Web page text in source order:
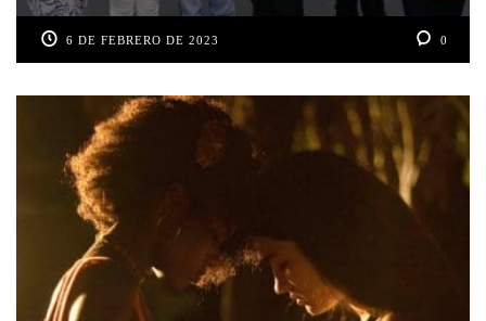
6 DE FEBRERO DE 2023 0